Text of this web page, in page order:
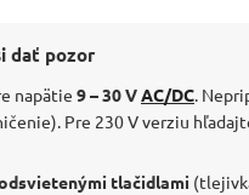
dať pozor
napätie 9 – 30 V AC/DC .
Pre 230 V verziu
tlačidlami